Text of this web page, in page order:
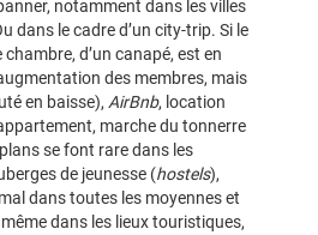
notamment dans les villes
dans le cadre d’un city-trip. Si le
d’un canapé, est en
des membres, mais
en baisse), AirBnb, location
marche du tonnerre
se font rare dans les
de jeunesse (hostels),
dans toutes les moyennes et
dans les lieux touristiques,